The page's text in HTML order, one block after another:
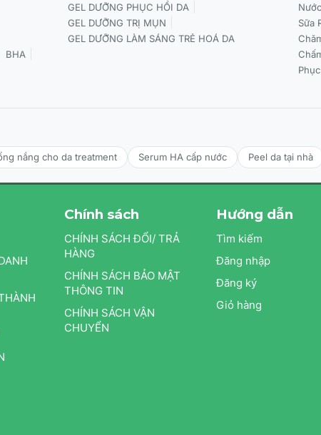
BHA
GEL DƯỠNG PHỤC HỒI DA
GEL DƯỠNG TRỊ MỤN
GEL DƯỠNG LÀM SÁNG TRẺ HOÁ DA
Sữa
nắng cho da treatment Serum HA cấp nước Peel da tại nhà
Chính sách
CHÍNH SÁCH ĐỔI/ TRẢ
HÀNG
CHÍNH SÁCH BẢO MẬT
THÔNG TIN
CHÍNH SÁCH VẬN
CHUYỂN
Hướng dẫn
Tìm kiếm
Đăng nhập
Đăng ký
Giỏ hàng